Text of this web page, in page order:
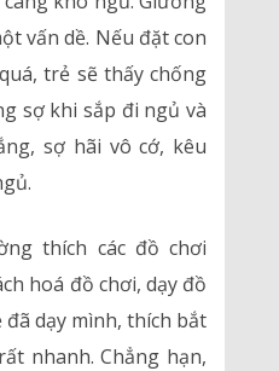
vấn dề. Nếu đặt con
trẻ sẽ thấy chống
sợ khi sắp đi ngủ và
sợ hãi vô cớ, kêu
thích các đồ chơi
hoá đồ chơi, dạy đồ
dạy mình, thích bắt
nhanh. Chẳng hạn,